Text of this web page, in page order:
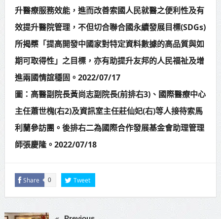
升醫療服務效能，進而改善索國人民就醫之便利性及有
效提升醫院管理，不但切合聯合國永續發展目標(SDGs)
所揭櫫「提高開發中國家對特定資料數據的高品質與如
期可取得性」之目標，亦有助提升友邦的人民福祉及增
進兩國情誼穩固。2022/07/17
圖：高醫副院長黃尚志副院長(前排右3)、國際醫療中心
主任蕭世槐(右2)及資訊室主任莊仙妃(右)等人接待索馬
利蘭參訪團。後排右二為國際合作發展基金會助理管理
師張慶隆。2022/07/18
Share 0 Tweet